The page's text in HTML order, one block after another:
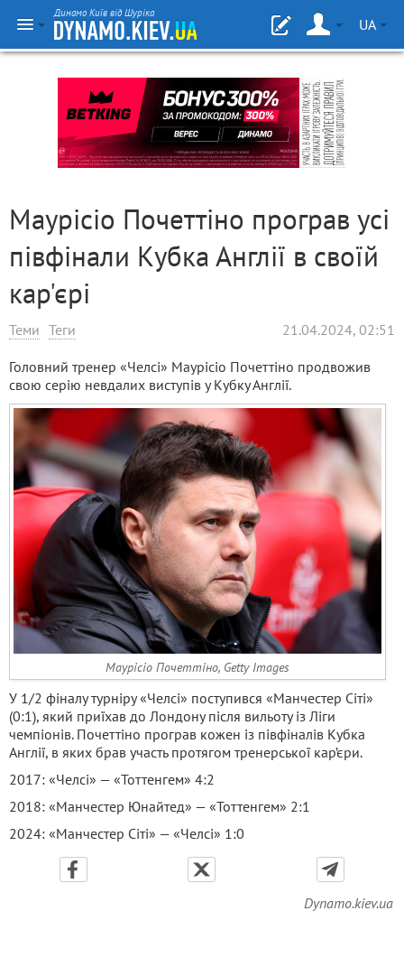
Динамо Київ від Шуріка
UA
Маурісіо Почеттіно програв усі
півфінали Кубка Англії в своїй
кар'єрі
Теми Теги 21.04.2024, 02:51
Головний тренер «Челсі» Маурісіо Почеттіно продвожив
свою серію невдалих виступів у Кубку Англії.
Маурісіо Почеттіно, Getty Images
У 1/2 фіналу турніру «Челсі» поступився «Манчестер Сіті»
(0:1), який приїхав до Лондону після вильоту із Ліги
чемпіонів. Почеттіно програв кожен із півфіналів Кубка
Англії, в яких брав участь протягом тренерської кар’єри.
2017: «Челсі» — «Тоттенгем» 4:2
2018: «Манчестер Юнайтед» — «Тоттенгем» 2:1
2024: «Манчестер Сіті» — «Челсі» 1:0
Dynamo.kiev.ua